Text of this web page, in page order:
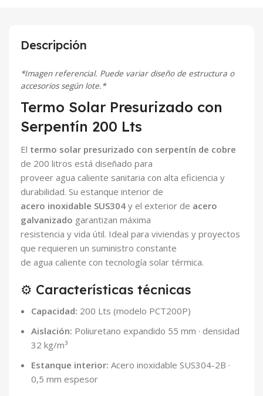
Descripción
*Imagen referencial. Puede variar diseño de estructura o
accesorios según lote.*
Termo Solar Presurizado con
Serpentín 200 Lts
El termo solar presurizado con serpentín de cobre
de 200 litros está diseñado para
proveer agua caliente sanitaria con alta eficiencia y
durabilidad. Su estanque interior de
acero inoxidable SUS304 y el exterior de acero
galvanizado garantizan máxima
resistencia y vida útil. Ideal para viviendas y proyectos
que requieren un suministro constante
de agua caliente con tecnología solar térmica.
⚙️ Características técnicas
Capacidad: 200 Lts (modelo PCT200P)
Aislación: Poliuretano expandido 55 mm · densidad
32 kg/m³
Estanque interior: Acero inoxidable SUS304-2B ·
0,5 mm espesor